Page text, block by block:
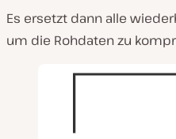
Es ersetzt dann alle
um die Rohdaten zu